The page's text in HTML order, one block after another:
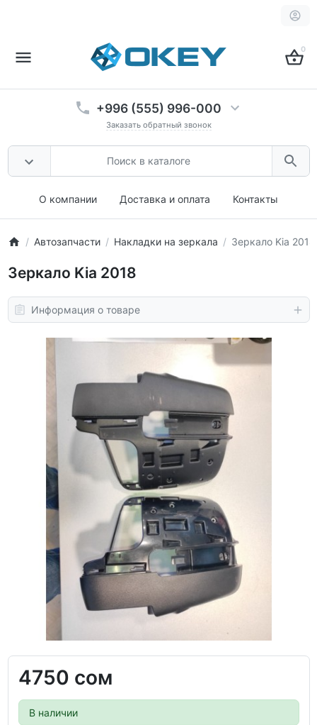
0
+996 (555) 996-000
Заказать обратный звонок
О компании Доставка и оплата Контакты
Автозапчасти Накладки на зеркала Зеркало Kia 2018
Зеркало Kia 2018
Информация о товаре
4750 сом
В наличии